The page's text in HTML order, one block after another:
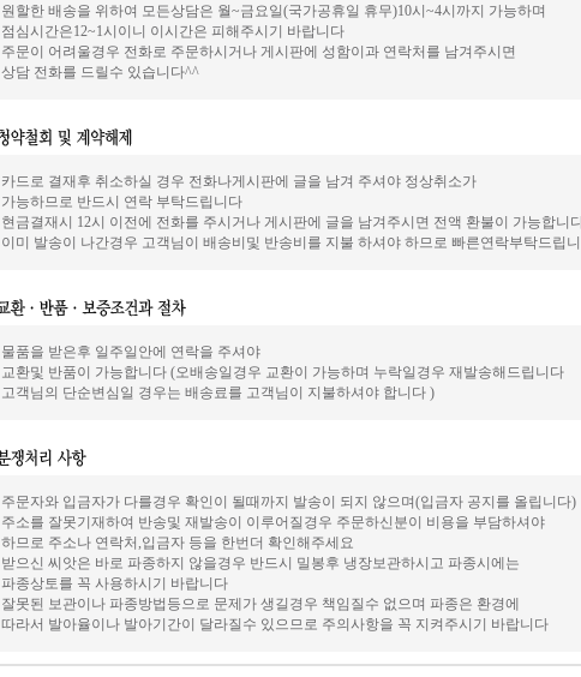
원할한 배송을 위하여 모든상담은 월~금요일(국가공휴일 휴무)10시~4시까지 가능하며
점심시간은12~1시이니 이시간은 피해주시기 바랍니다
주문이 어려울경우 전화로 주문하시거나 게시판에 성함이과 연락처를 남겨주시면
상담 전화를 드릴수 있습니다^^
카드로 결재후 취소하실 경우 전화나게시판에 글을 남겨 주셔야 정상취소가
가능하므로 반드시 연락 부탁드립니다
현금결재시 12시 이전에 전화를 주시거나 게시판에 글을 남겨주시면 전액 환불이 가능합니
이미 발송이 나간경우 고객님이 배송비및 반송비를 지불 하셔야 하므로 빠른연락부탁드립
물품을 받은후 일주일안에 연락을 주셔야
교환및 반품이 가능합니다 (오배송일경우 교환이 가능하며 누락일경우 재발송해드립니다
고객님의 단순변심일 경우는 배송료를 고객님이 지불하셔야 합니다 )
주문자와 입금자가 다를경우 확인이 될때까지 발송이 되지 않으며(입금자 공지를 올립니다)
주소를 잘못기재하여 반송및 재발송이 이루어질경우 주문하신분이 비용을 부담하셔야
하므로 주소나 연락처,입금자 등을 한번더 확인해주세요
받으신 씨앗은 바로 파종하지 않을경우 반드시 밀봉후 냉장보관하시고 파종시에는
파종상토를 꼭 사용하시기 바랍니다
잘못된 보관이나 파종방법등으로 문제가 생길경우 책임질수 없으며 파종은 환경에
따라서 발아율이나 발아기간이 달라질수 있으므로 주의사항을 꼭 지켜주시기 바랍니다